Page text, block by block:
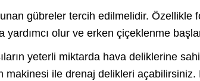
gübreler tercih edilmelidir. Özellikle
yardımcı olur ve erken çiçeklenme
yeterli miktarda hava deliklerine
makinesi ile drenaj delikleri açabilirsiniz.